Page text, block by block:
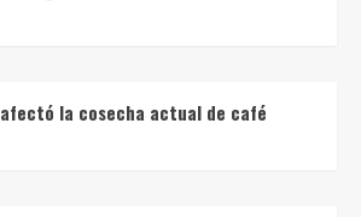
afectó la cosecha actual de café